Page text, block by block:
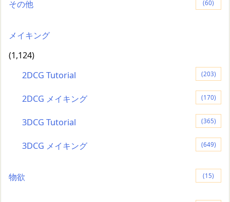
その他 (60)
メイキング
(1,124)
2DCG Tutorial
(203)
2DCG メイキング (170)
3DCG Tutorial (365)
3DCG メイキング (649)
物欲 (15)